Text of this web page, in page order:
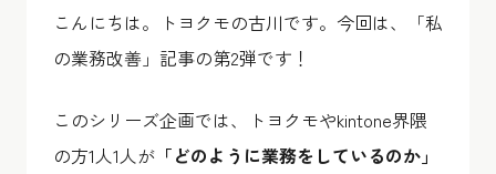
こんにちは。トヨクモの古川です。今回は、「私
の業務改善」記事の第2弾です！
このシリーズ企画では、トヨクモやkintone界隈
の方1人1人が 「どのように業務をしているのか」